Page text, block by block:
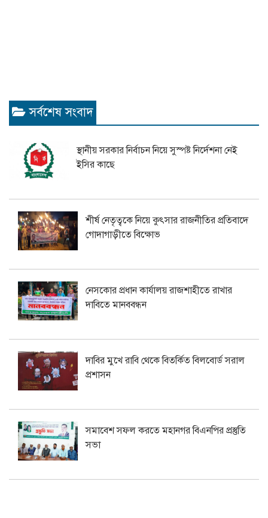
সর্বশেষ সংবাদ
স্থানীয় সরকার নির্বাচন নিয়ে সুস্পষ্ট নির্দেশনা নেই
ইসির কাছে
শীর্ষ নেতৃত্বকে নিয়ে কুৎসার রাজনীতির প্রতিবাদে
গোদাগাড়ীতে বিক্ষোভ
নেসকোর প্রধান কার্যালয় রাজশাহীতে রাখার
দাবিতে মানববন্ধন
দাবির মুখে রাবি থেকে বিতর্কিত বিলবোর্ড সরাল
প্রশাসন
সমাবেশ সফল করতে মহানগর বিএনপির প্রস্তুতি
সভা